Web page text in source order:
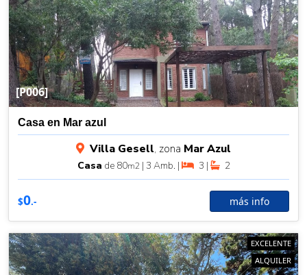
[P006]
Casa en Mar azul
Villa Gesell, zona Mar Azul
Casa de 80m2 | 3 Amb. | 3 | 2
$0.- más info
EXCELENTE
ALQUILER